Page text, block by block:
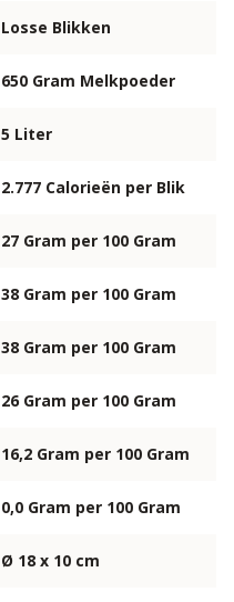
Losse Blikken
650 Gram Melkpoeder
5 Liter
2.777 Calorieën per Blik
27 Gram per 100 Gram
38 Gram per 100 Gram
38 Gram per 100 Gram
26 Gram per 100 Gram
16,2 Gram per 100 Gram
0,0 Gram per 100 Gram
Ø 18 x 10 cm